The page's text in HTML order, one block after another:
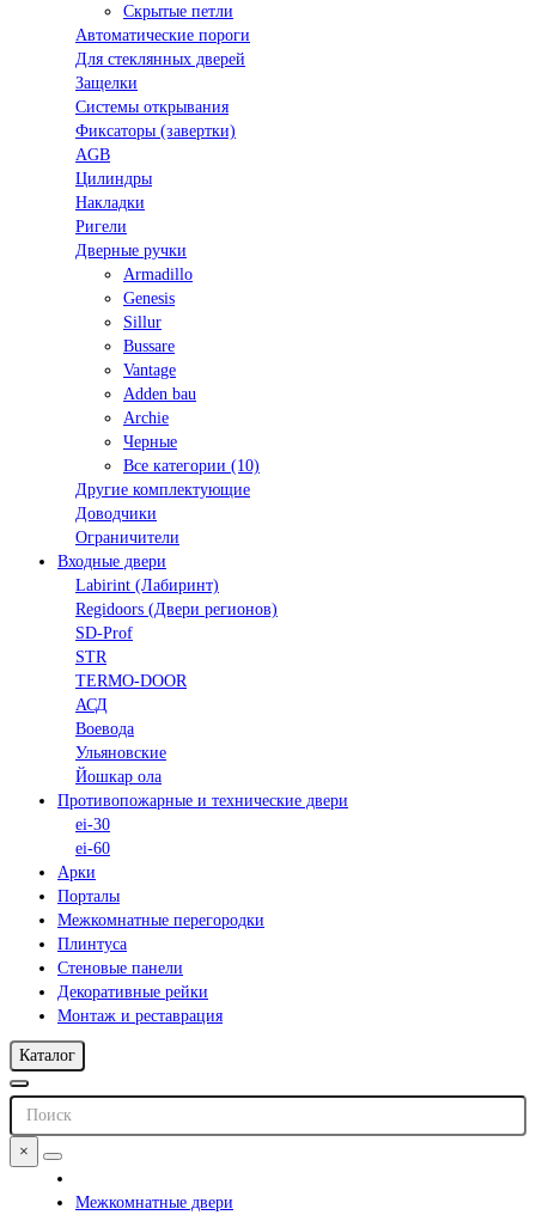
Скрытые петли
Автоматические пороги
Для стеклянных дверей
Защелки
Системы открывания
Фиксаторы (завертки)
AGB
Цилиндры
Накладки
Ригели
Дверные ручки
Armadillo
Genesis
Sillur
Bussare
Vantage
Adden bau
Archie
Черные
Все категории (10)
Другие комплектующие
Доводчики
Ограничители
Входные двери
Labirint (Лабиринт)
Regidoors (Двери регионов)
SD-Prof
STR
TERMO-DOOR
АСД
Воевода
Ульяновские
Йошкар ола
Противопожарные и технические двери
ei-30
ei-60
Арки
Порталы
Межкомнатные перегородки
Плинтуса
Стеновые панели
Декоративные рейки
Монтаж и реставрация
Каталог
×
Межкомнатные двери